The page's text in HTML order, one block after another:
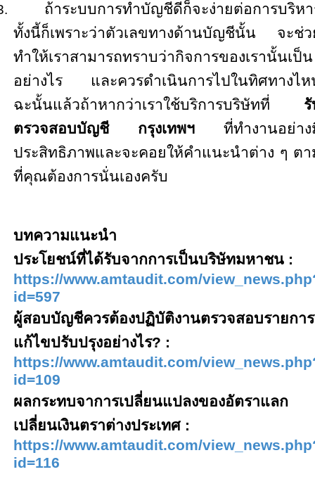
ถ้าระบบการทำบัญชีดีก็จะง่ายต่อการบริห
ทั้งนี้ก็เพราะว่าตัวเลขทางด้านบัญชีนั้น จะช่ว
ทำให้เราสามารถทราบว่ากิจการของเรานั้นเป็น
อย่างไร
และควรดำเนินการไปในทิศทางไ
ฉะนั้นแล้วถ้าหากว่าเราใช้บริการบริษัทที่
ตรวจสอบบัญชี
กรุงเทพฯ
ที่ทำงานอย่า
ประสิทธิภาพและจะคอยให้คำแนะนำต่าง ๆ ต
ที่คุณต้องการนั่นเองครับ
บทความแนะนำ
ประโยชน์ที่ได้รับจากการเป็นบริษัทมหาชน :
https://www.amtaudit.com/
id=597
ผู้สอบบัญชีควรต้องปฏิบัติงานตรวจสอบรายการ
แก้ไขปรับปรุงอย่างไร? :
https://www.amtaudit.com/
id=109
ผลกระทบจาการเปลี่ยนแปลงของอัตราแลก
เปลี่ยนเงินตราต่างประเทศ :
https://www.amtaudit.com/
id=116